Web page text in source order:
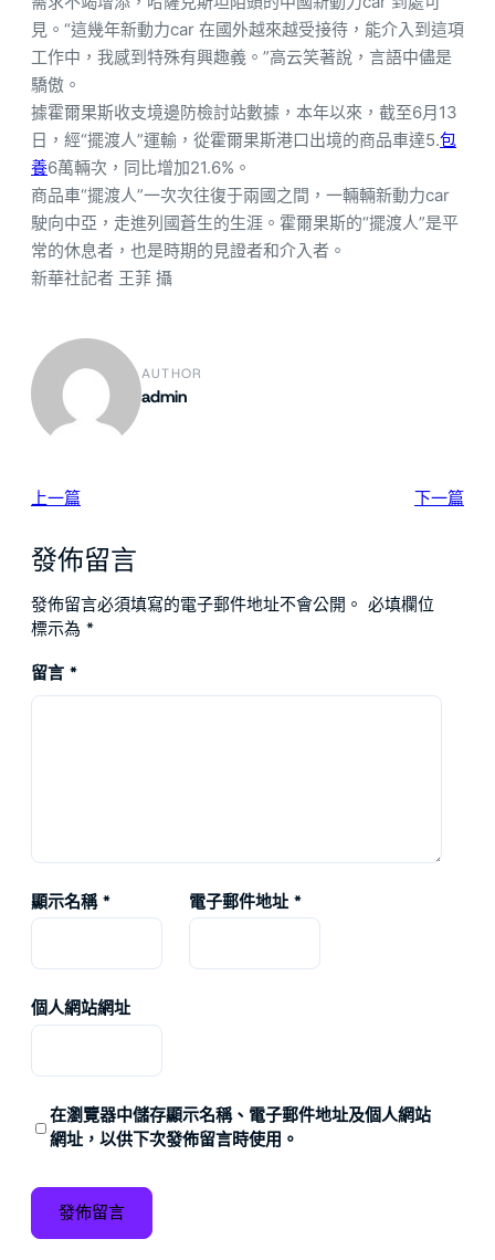
見。“這幾年新動力car 在國外越來越受接待，能介入到這項
工作中，我感到特殊有興趣義。”高云笑著說，言語中儘是
驕傲。
據霍爾果斯收支境邊防檢討站數據，本年以來，截至6月13
日，經“擺渡人”運輸，從霍爾果斯港口出境的商品車達5.包
養6萬輛次，同比增加21.6%。
商品車“擺渡人”一次次往復于兩國之間，一輛輛新動力car
駛向中亞，走進列國蒼生的生涯。霍爾果斯的“擺渡人”是平
常的休息者，也是時期的見證者和介入者。
新華社記者 王菲 攝
AUTHOR
admin
上一篇 下一篇
發佈留言
發佈留言必須填寫的電子郵件地址不會公開。 必填欄位
標示為 *
留言 *
顯示名稱 * 電子郵件地址 *
個人網站網址
在瀏覽器中儲存顯示名稱、電子郵件地址及個人網站
網址，以供下次發佈留言時使用。